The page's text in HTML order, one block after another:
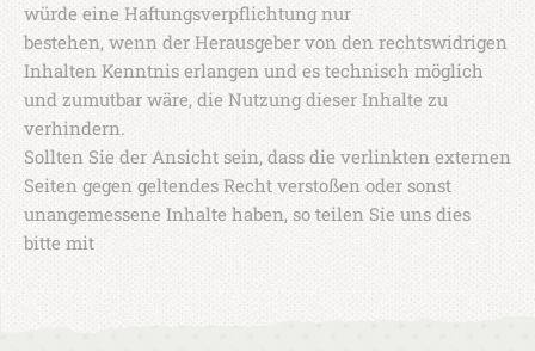
würde eine Haftungsverpflichtung nur
bestehen, wenn der Herausgeber von den rechtswidrigen
Inhalten Kenntnis erlangen und es technisch möglich
und zumutbar wäre, die Nutzung dieser Inhalte zu
verhindern.
Sollten Sie der Ansicht sein, dass die verlinkten externen
Seiten gegen geltendes Recht verstoßen oder sonst
unangemessene Inhalte haben, so teilen Sie uns dies
bitte mit